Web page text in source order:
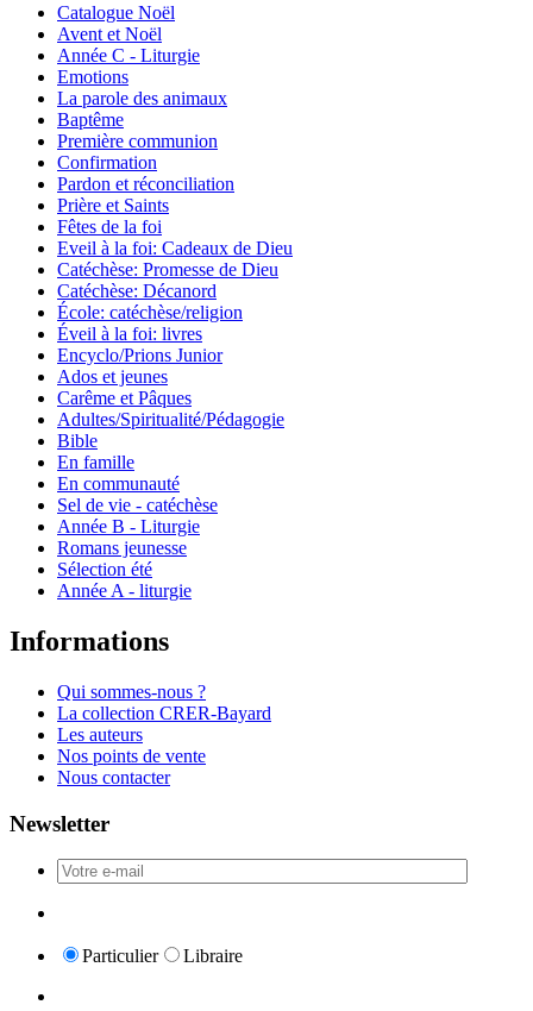
Catalogue Noël
Avent et Noël
Année C - Liturgie
Emotions
La parole des animaux
Baptême
Première communion
Confirmation
Pardon et réconciliation
Prière et Saints
Fêtes de la foi
Eveil à la foi: Cadeaux de Dieu
Catéchèse: Promesse de Dieu
Catéchèse: Décanord
École: catéchèse/religion
Éveil à la foi: livres
Encyclo/Prions Junior
Ados et jeunes
Carême et Pâques
Adultes/Spiritualité/Pédagogie
Bible
En famille
En communauté
Sel de vie - catéchèse
Année B - Liturgie
Romans jeunesse
Sélection été
Année A - liturgie
Informations
Qui sommes-nous ?
La collection CRER-Bayard
Les auteurs
Nos points de vente
Nous contacter
Newsletter
Particulier Libraire